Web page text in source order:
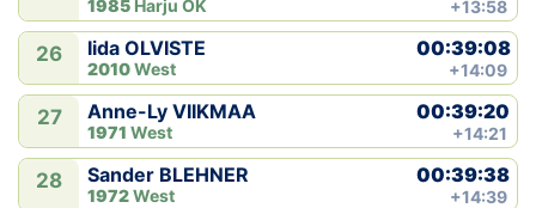
1985 Harju OK +13:58
26 Iida OLVISTE
2010West
00:39:08
+14:09
27 Anne-Ly VIIKMAA
1971 West
00:39:20
+14:21
28 Sander BLEHNER
1972West
00:39:38
+14:39